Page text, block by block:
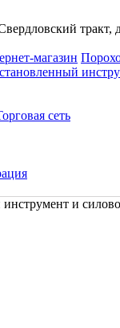
тракт,
магазин
сеть
и